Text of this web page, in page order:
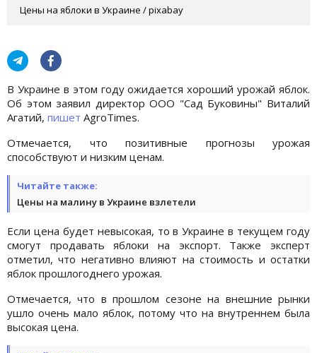
Цены на яблоки в Украине / pixabay
В Украине в этом году ожидается хороший урожай яблок.
Об этом заявил директор ООО "Сад Буковины" Виталий
Агатий, пишет AgroTimes.
Отмечается, что позитивные прогнозы урожая
способствуют и низким ценам.
Читайте также:
Цены на малину в Украине взлетели
Если цена будет невысокая, то в Украине в текущем году
смогут продавать яблоки на экспорт. Также эксперт
отметил, что негативно влияют на стоимость и остатки
яблок прошлогоднего урожая.
Отмечается, что в прошлом сезоне на внешние рынки
ушло очень мало яблок, потому что на внутреннем была
высокая цена.